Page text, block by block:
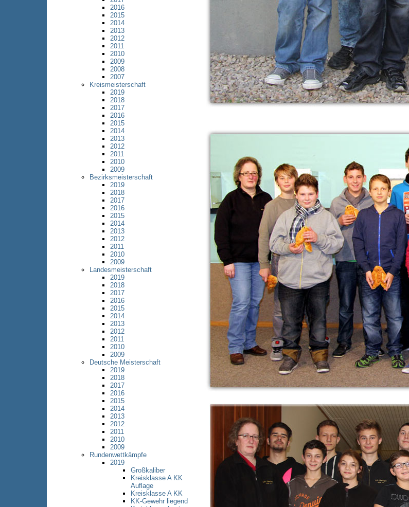
2016
2015
2014
2013
2012
2011
2010
2009
2008
2007
Kreismeisterschaft
2019
2018
2017
2016
2015
2014
2013
2012
2011
2010
2009
Bezirksmeisterschaft
2019
2018
2017
2016
2015
2014
2013
2012
2011
2010
2009
Landesmeisterschaft
2019
2018
2017
2016
2015
2014
2013
2012
2011
2010
2009
Deutsche Meisterschaft
2019
2018
2017
2016
2015
2014
2013
2012
2011
2010
2009
Rundenwettkämpfe
2019
Großkaliber
Kreisklasse A KK
Auflage
Kreisklasse A KK
KK-Gewehr liegend